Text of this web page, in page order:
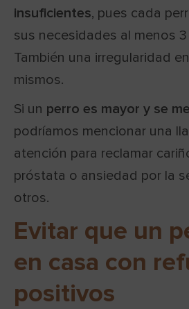
insuficientes, pues cada
sus necesidades al menos
También una irregularidad
mismos.
Si un perro es mayor y se
podríamos mencionar una
atención para reclamar
próstata o ansiedad por la
otros.
Evitar que un
en casa con
positivos